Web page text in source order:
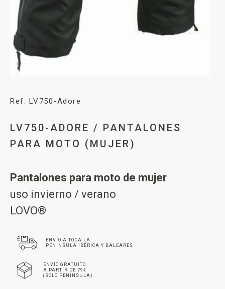
Ref: LV750-Adore
LV750-ADORE / PANTALONES
PARA MOTO (MUJER)
Pantalones para moto de mujer
uso invierno / verano
LOVO®
ENVÍO A TODA LA
PENINSULA IBÉRICA Y BALEARES
ENVÍO GRATUITO
A PARTIR DE 79€
(SOLO PENINSULA)